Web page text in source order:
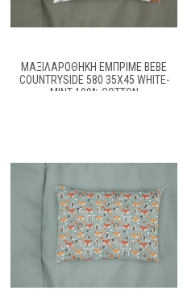
ΜΑΞΙΛΑΡΟΘΉΚΗ ΕΜΠΡΙΜΈ BEBE
COUNTRYSIDE 580 35X45 WHITE-
MINT 100% COTTON